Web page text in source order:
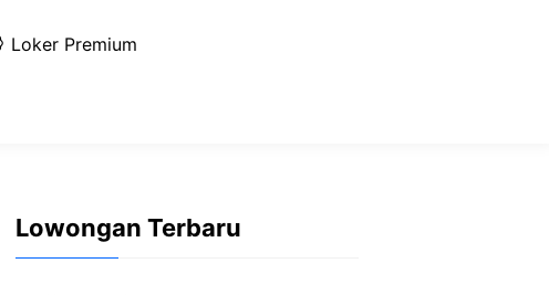
Loker Premium
Lowongan Terbaru